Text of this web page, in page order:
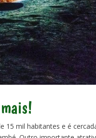
15 mil habitantes e é